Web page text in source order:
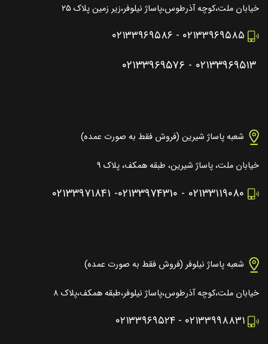
خیابان ملت،کوچه آذرطوس،پاساژ نیلوفر،زیر زمین پلاک ۲۵
۰۲۱۳۳۹۶۹۵۸۵ - ۰۲۱۳۳۹۶۹۵۸۶
۰۲۱۳۳۹۶۹۵۱۳ - ۰۲۱۳۳۹۶۹۵۷۶
شعبه پاساژ شیرین (فروش فقط به صورت عمده)
خیابان ملت، پاساژ شیرین، طبقه همکف، پلاک ۹
۰۲۱۳۳۱۱۹۰۸۰ - ۰۲۱۳۳۹۷۴۳۱۰- ۰۲۱۳۳۹۷۱۸۴۱
شعبه پاساژ نیلوفر (فروش فقط به صورت عمده)
خیابان ملت،کوچه آذرطوس،پاساژ نیلوفر،طبقه همکف،پلاک ۸
۰۲۱۳۳۹۹۸۸۳۱ - ۰۲۱۳۳۹۶۹۵۲۴